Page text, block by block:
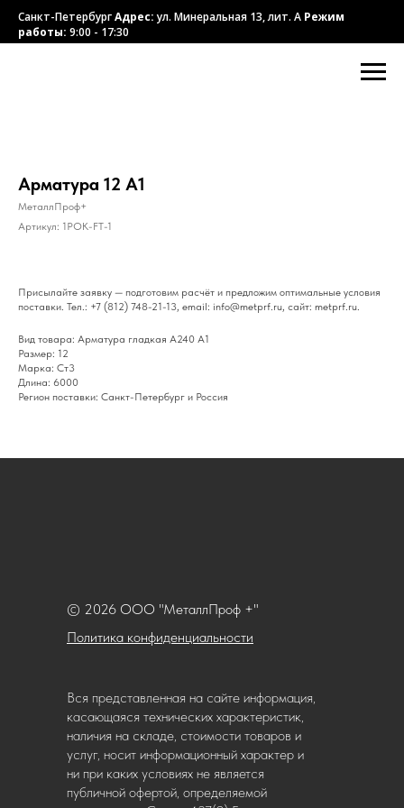
Санкт-ПетербургАдрес:ул. Минеральная 13, лит. А Режим
работы: 9:00 - 17:30
Арматура 12 А1
МеталлПроф+
Артикул: 1POK-FT-1
Присылайте заявку — подготовим расчёт и предложим оптимальные условия
поставки. Тел.: +7 (812) 748-21-13, email: info@metprf.ru, сайт: metprf.ru.
Вид товара: Арматура гладкая А240 А1
Размер: 12
Марка: Ст3
Длина: 6000
Регион поставки: Санкт-Петербург и Россия
Политика конфиденциальности
© 2026 ООО "МеталлПроф +"
Вся представленная на сайте информация,
касающаяся технических характеристик,
наличия на складе, стоимости товаров и
услуг, носит информационный характер и
ни при каких условиях не является
публичной офертой, определяемой